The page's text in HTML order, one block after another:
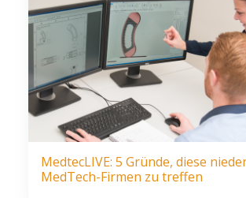
MedtecLIVE: 5 Gründe, diese
MedTech-Firmen zu treffen